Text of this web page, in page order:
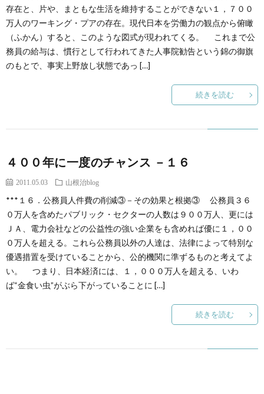
存在と、片や、まともな生活を維持することができない１，７００
万人のワーキング・プアの存在。現代日本を労働力の観点から俯瞰
（ふかん）すると、このような図式が現われてくる。 これまで公
務員の給与は、慣行として行われてきた人事院勧告という錦の御旗
のもとで、事実上野放し状態であっ […]
続きを読む
４００年に一度のチャンス －１６
2011.05.03 山根治blog
***１６．公務員人件費の削減③－その効果と根拠③ 公務員３６
０万人を含めたパブリック・セクターの人数は９００万人、更には
ＪＡ、電力会社などの公益性の強い企業をも含めれば優に１，００
０万人を超える。これら公務員以外の人達は、法律によって特別な
優遇措置を受けていることから、公的機関に準ずるものと考えてよ
い。 つまり、日本経済には、１，０００万人を超える、いわ
ば“金食い虫”がぶら下がっていることに […]
続きを読む